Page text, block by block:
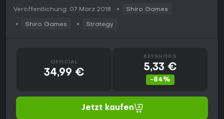
Veröffentlichung: 07 März 2018 Shiro Games
Shiro Games Strategy
OFFICIAL
34,99 €
KEYSHOPS
5,33 €
-84%
Jetzt kaufen